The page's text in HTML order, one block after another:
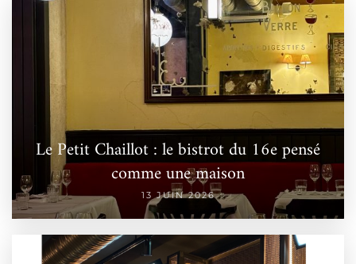
Le Petit Chaillot : le bistrot du 16e pensé
comme une maison
13 JUIN 2026